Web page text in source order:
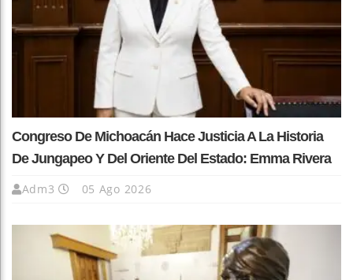
Congreso De Michoacán Hace Justicia A La Historia
De Jungapeo Y Del Oriente Del Estado: Emma Rivera
Adm3 05 Ago 2026